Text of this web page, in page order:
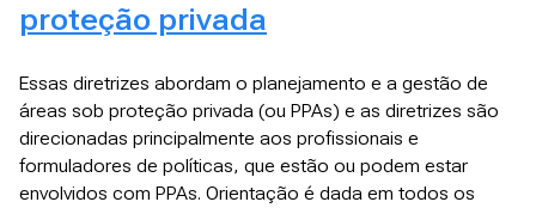
proteção privada
Essas diretrizes abordam o planejamento e a gestão de
áreas sob proteção privada (ou PPAs) e as diretrizes são
direcionadas principalmente aos profissionais e
formuladores de políticas, que estão ou podem estar
envolvidos com PPAs. Orientação é dada em todos os